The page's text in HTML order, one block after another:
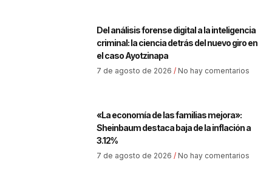
Del análisis forense digital a la inteligencia
criminal: la ciencia detrás del nuevo giro en
el caso Ayotzinapa
7 de agosto de 2026 No hay comentarios
«La economía de las familias mejora»:
Sheinbaum destaca baja de la inflación a
3.12%
7 de agosto de 2026 No hay comentarios